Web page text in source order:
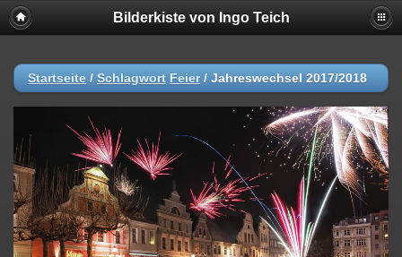
Bilderkiste von Ingo Teich
Startseite / Schlagwort Feier/ Jahreswechsel 2017/2018